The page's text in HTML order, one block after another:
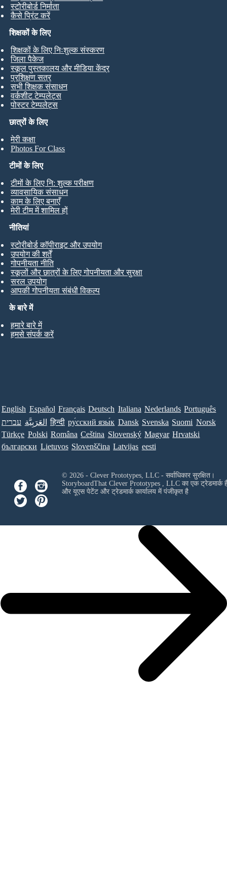
स्टोरीबोर्ड निर्माता
कैसे प्रिंट करें
छात्रों के लिए
मेरी कक्षा
Photos For Class
शिक्षकों के लिए
शिक्षकों के लिए निःशुल्क संस्करण
जिला पैकेज
स्कूल पुस्तकालय और मीडिया केंद्र
प्रशिक्षण सत्र
सभी शिक्षक संसाधन
वर्कशीट टेम्पलेट्स
पोस्टर टेम्पलेट्स
टीमों के लिए
टीमों के लिए नि: शुल्क परीक्षण
व्यावसायिक संसाधन
काम के लिए बनाएँ
मेरी टीम में शामिल हों
के बारे में
हमारे बारे में
हमसे संपर्क करें
नीतियां
स्टोरीबोर्ड कॉपीराइट और उपयोग
उपयोग की शर्तें
गोपनीयता नीति
स्कूलों और छात्रों के लिए गोपनीयता और सुरक्षा
सरल उपयोग
आपकी गोपनीयता संबंधी विकल्प
English Español Français Deutsch Italiana Nederlands Português
עברית العَرَبِيَّة हिन्दी ру́сский язы́к Dansk Svenska Suomi Norsk
Türkçe Polski Româna Ceština Slovenský Magyar Hrvatski
български Lietuvos Slovenščina Latvijas eesti
© 2026 - Clever Prototypes, LLC - सर्वाधिकार सुरक्षित।
StoryboardThat Clever Prototypes , LLCका एक ट्रेडमार्क
और यूएस पेटेंट और ट्रेडमार्क कार्यालय में पंजीकृत है